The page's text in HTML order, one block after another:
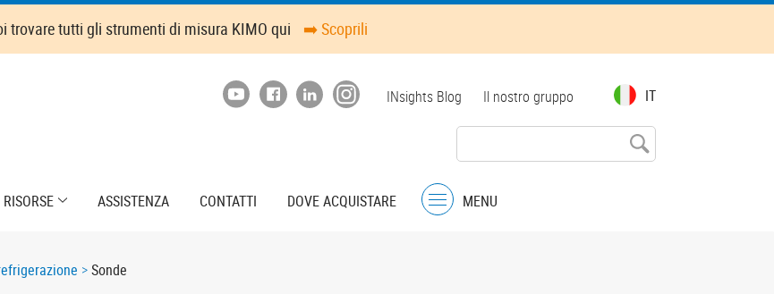
trovare tutti gli strumenti di misura KIMO qui ➡️ Scoprili
IT
Top
INsights Blog Il nostro gruppo
ASSISTENZA CONTATTI
DOVE ACQUISTARE
Menu
MENU
Sonde